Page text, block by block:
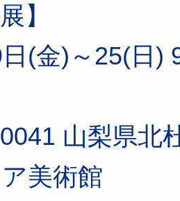
】
(金)～25(日)
山梨県北
美術館